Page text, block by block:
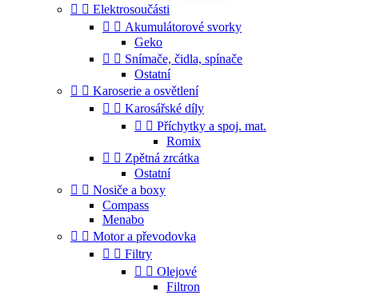
  Elektrosoučásti
  Akumulátorové svorky
Geko
  Snímače, čidla, spínače
Ostatní
  Karoserie a osvětlení
  Karosářské díly
  Příchytky a spoj. mat.
Romix
  Zpětná zrcátka
Ostatní
  Nosiče a boxy
Compass
Menabo
  Motor a převodovka
  Filtry
  Olejové
Filtron